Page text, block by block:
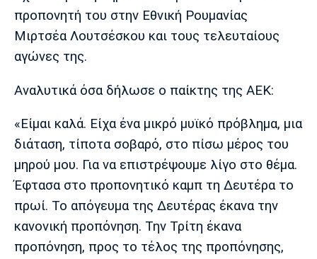
Πολιτισμός
Τραγούδια
Media
Πρόγραμμα TV
Ιωνικός
Μπαρτσελόνα
Ρεάλ
Μαδρίτης
Ατλέτικο
Μαδρίτης
Γιουνάιτεντ
Τσέλσι Άρσεναλ
προπονητή του στην Εθνική Ρουμανίας
Μιρτσέα Λουτσέσκου και τους τελευταίους
αγώνες της.
Αναλυτικά όσα δήλωσε ο παίκτης της ΑΕΚ:
«Είμαι καλά. Είχα ένα μικρό μυϊκό πρόβλημα, μια
διάταση, τίποτα σοβαρό, στο πίσω μέρος του
μηρού μου. Για να επιστρέψουμε λίγο στο θέμα.
Έφτασα στο προπονητικό καμπ τη Δευτέρα το
πρωί. Το απόγευμα της Δευτέρας έκανα την
κανονική προπόνηση. Την Τρίτη έκανα
προπόνηση, προς το τέλος της προπόνησης,